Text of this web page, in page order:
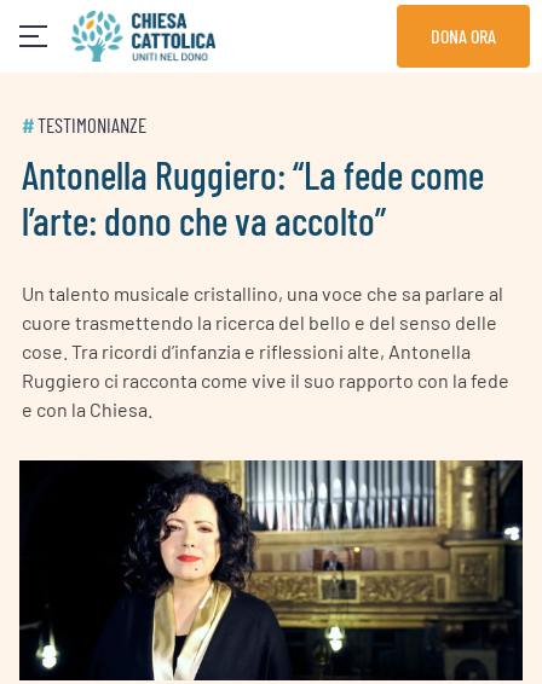
DONA ORA
#TESTIMONIANZE
Antonella Ruggiero: “La fede come
l’arte: dono che va accolto”
Un talento musicale cristallino, una voce che sa parlare al
cuore trasmettendo la ricerca del bello e del senso delle
cose. Tra ricordi d’infanzia e riflessioni alte, Antonella
Ruggiero ci racconta come vive il suo rapporto con la fede
e con la Chiesa.